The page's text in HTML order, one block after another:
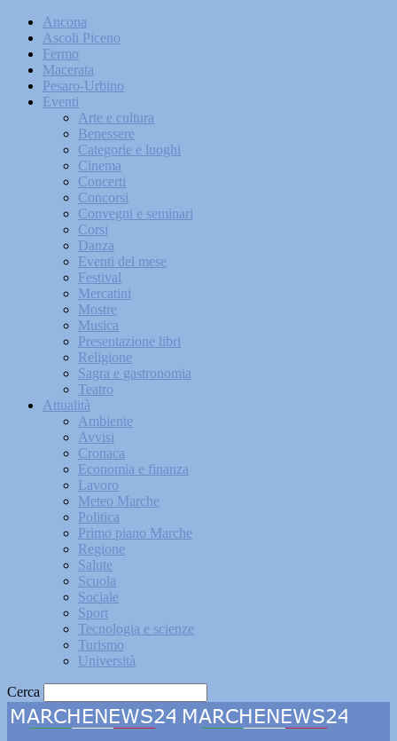
Ancona
Ascoli Piceno
Fermo
Macerata
Pesaro-Urbino
Eventi
Arte e cultura
Benessere
Categorie e luoghi
Cinema
Concerti
Concorsi
Convegni e seminari
Corsi
Danza
Eventi del mese
Festival
Mercatini
Mostre
Musica
Presentazione libri
Religione
Sagra e gastronomia
Teatro
Attualità
Ambiente
Avvisi
Cronaca
Economia e finanza
Lavoro
Meteo Marche
Politica
Primo piano Marche
Regione
Salute
Scuola
Sociale
Sport
Tecnologia e scienze
Turismo
Università
Cerca